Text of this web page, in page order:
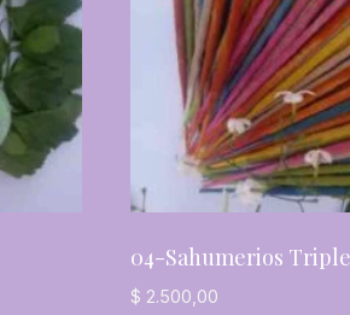
04-Sahumerios
$ 2.500,00